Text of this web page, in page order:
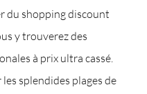
du shopping discount
y trouverez des
à prix ultra cassé.
splendides plages de